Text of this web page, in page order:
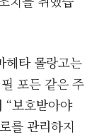
헤타 몰랑고는
포든 같은 주
“보호받아야
를 관리하지